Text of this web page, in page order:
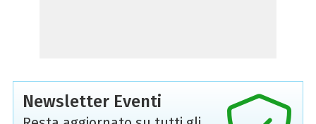
Newsletter Eventi